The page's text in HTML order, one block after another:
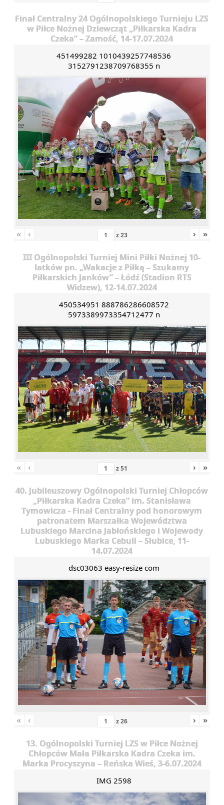
Finał Centralny 24 Ogólnopolskiego Turnieju LZS
w Piłce Nożnej Dziewcząt „Piłkarska Kadra
Czeka” – Zamość, 14-17.07.2024
451499282 1010439257748536
3152791238709768355 n
« ‹ z23 › »
III Ogólnopolski Turniej Mini Piłki Nożnej 10-
latków pn. „Wakacje z Piłką – Szukamy
Piłkarskich Janków” – Łódź (Stadion RTS
Widzew), 12-14.07.2024
450534951 888786286608572
5973389973354712477 n
« ‹ z51 › »
40. Jubileuszowy Ogólnopolski Turniej Chłopców
„Piłkarska Kadra Czeka” im. Stanisława
Tymowicza - Finał Centralny pod honorowym
patronatem Marszałka Województwa
Lubuskiego Marcina Jabłońskiego i Wojewody
Lubuskiego Marka Cebuli – Słubice, 11-
14.07.2024
dsc03063 easy-resize com
« ‹ z26 › »
13. Ogólnopolski Turniej LZS w Piłce Nożnej
Chłopców Mała Piłkarska Kadra Czeka im.
Marka Procyszyna – Reńska Wieś, 3-6.07.2024
IMG 2598